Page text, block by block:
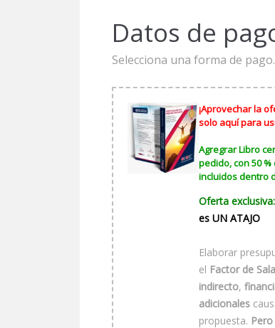
Datos de
Selecciona una forma de pago.
¡Aprovechar la
solo aquí para
Agregrar Libro
pedido, con 50
incluidos dentro
Oferta exclusiva:
es UN ATAJO
Elaborar
el Factor de
indirecto,
adicionales
propuesta.